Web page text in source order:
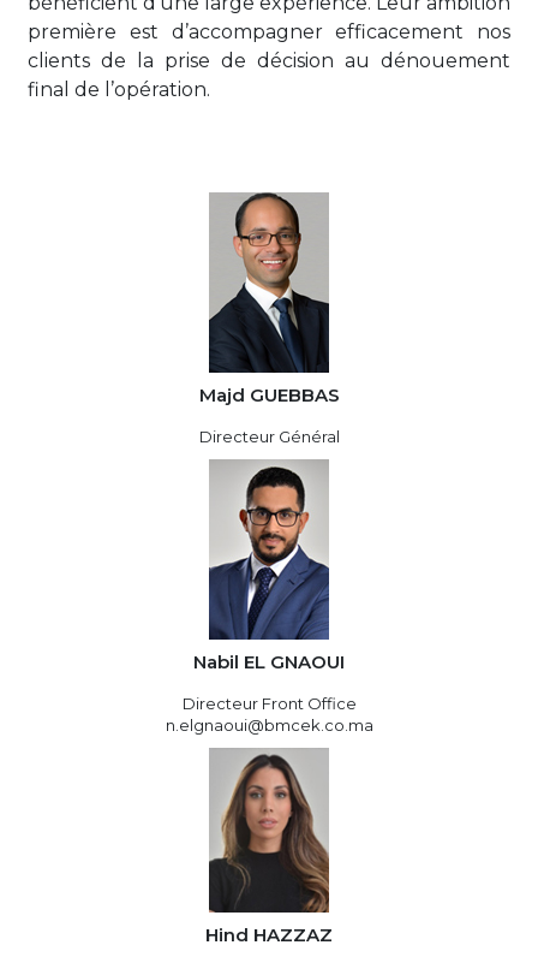
première est d’accompagner efficacement nos
clients de la prise de décision au dénouement
final de l’opération.
Majd GUEBBAS
Directeur Général
Nabil EL GNAOUI
Directeur Front Office
n.elgnaoui@bmcek.co.ma
Hind HAZZAZ